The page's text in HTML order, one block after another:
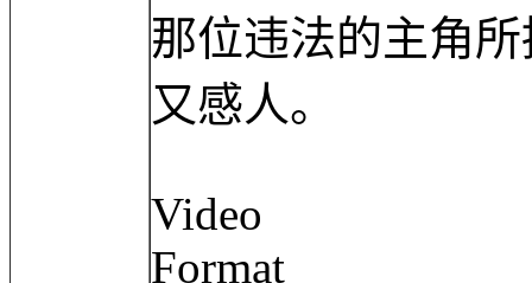
那位违法的主角
又感人。
Video
Format :